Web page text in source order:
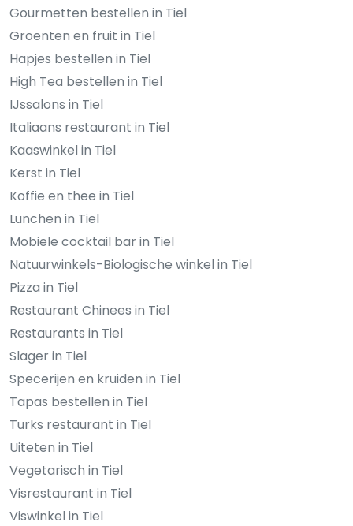
Gourmetten bestellen in Tiel
Groenten en fruit in Tiel
Hapjes bestellen in Tiel
High Tea bestellen in Tiel
IJssalons in Tiel
Italiaans restaurant in Tiel
Kaaswinkel in Tiel
Kerst in Tiel
Koffie en thee in Tiel
Lunchen in Tiel
Mobiele cocktail bar in Tiel
Natuurwinkels-Biologische winkel in Tiel
Pizza in Tiel
Restaurant Chinees in Tiel
Restaurants in Tiel
Slager in Tiel
Specerijen en kruiden in Tiel
Tapas bestellen in Tiel
Turks restaurant in Tiel
Uiteten in Tiel
Vegetarisch in Tiel
Visrestaurant in Tiel
Viswinkel in Tiel